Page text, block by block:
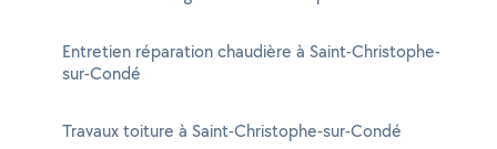
Entretien réparation chaudière à Saint-Christophe-
sur-Condé
Travaux toiture à Saint-Christophe-sur-Condé